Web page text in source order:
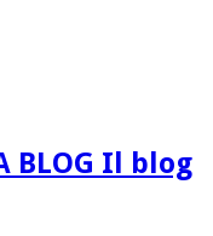
BLOG Il blog